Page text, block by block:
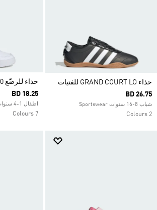
حذاء GRAND COURT LO للفتيات
BD 26.75
شباب 8-16 سنوات Sportswear
2 Colours
حذاء للرضّع TENSAUR SPORT 3.0
BD 18.25
اطفال 1-4 سنوات Sportswear
7 Colours